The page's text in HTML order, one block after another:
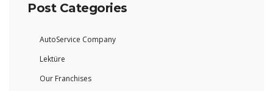
Post Categories
AutoService Company
Lektüre
Our Franchises